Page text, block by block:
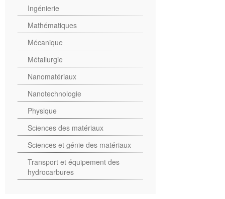
Ingénierie
Mathématiques
Mécanique
Métallurgie
Nanomatériaux
Nanotechnologie
Physique
Sciences des matériaux
Sciences et génie des matériaux
Transport et équipement des
hydrocarbures